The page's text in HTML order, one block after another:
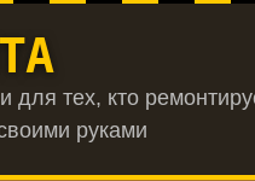
для тех, кто
руками